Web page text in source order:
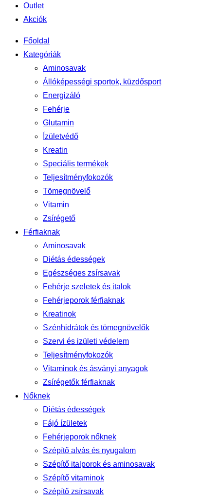
Outlet
Akciók
Főoldal
Kategóriák
Aminosavak
Állóképességi sportok, küzdősport
Energizáló
Fehérje
Glutamin
Ízületvédő
Kreatin
Speciális termékek
Teljesítményfokozók
Tömegnövelő
Vitamin
Zsírégető
Férfiaknak
Aminosavak
Diétás édességek
Egészséges zsírsavak
Fehérje szeletek és italok
Fehérjeporok férfiaknak
Kreatinok
Szénhidrátok és tömegnövelők
Szervi és izületi védelem
Teljesítményfokozók
Vitaminok és ásványi anyagok
Zsírégetők férfiaknak
Nőknek
Diétás édességek
Fájó ízületek
Fehérjeporok nőknek
Szépítő alvás és nyugalom
Szépítő italporok és aminosavak
Szépítő vitaminok
Szépítő zsírsavak